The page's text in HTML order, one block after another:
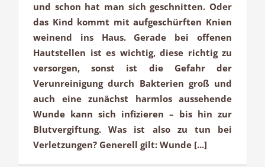
und schon hat man sich geschnitten. Oder
das Kind kommt mit aufgeschürften Knien
weinend ins Haus. Gerade bei offenen
Hautstellen ist es wichtig, diese richtig zu
versorgen, sonst ist die Gefahr der
Verunreinigung durch Bakterien groß und
auch eine zunächst harmlos aussehende
Wunde kann sich infizieren – bis hin zur
Blutvergiftung. Was ist also zu tun bei
Verletzungen? Generell gilt: Wunde [...]